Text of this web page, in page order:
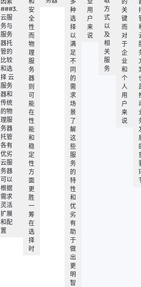
###3.
云服
务与
服务
器托
管的
比较
和选
择 云
服务
器和
传统
的物
理服
务器
托管
各有
优劣
云服
务器
可以
根据
需求
灵活
扩展
和配
置
安
全
性
而
物
理
服
务
器
则
可
能
在
性
能
和
稳
定
性
方
面
更
胜
一
筹
在
选
择
时
种
选
择
以
满
足
不
同
的
需
求
场
景
了
解
这
些
服
务
的
特
性
和
优
劣
有
助
于
做
出
更
明
智
用
户
来
说
方
式
以
及
相
关
服
务
关
键
而
对
于
企
业
和
个
人
用
户
来
说